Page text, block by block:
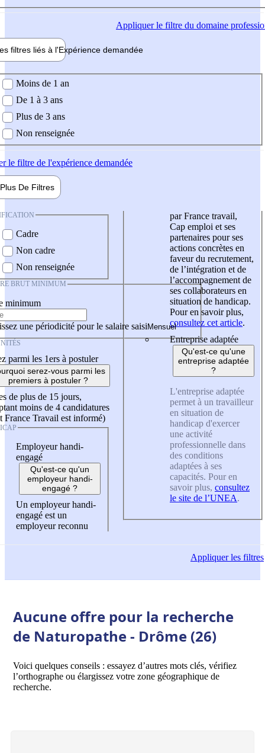
Appliquerle filtre du domaine
filtres liés à l'Expérience demandée
demandée
Moins de 1 an
De 1 à 3 ans
Plus de 3 ans
Non renseignée
le filtre de l'expérience demandée
Plus De Filtres
Cadre
Non cadre
Non renseignée
BRUT MINIMUM
minimum
une périodicité pour le salaire saisi
parmi les 1ers à postuler
serez-vous parmi les
premiers à postuler ?
de plus de 15 jours,
moins de 4 candidatures
France Travail est informé)
Employeur handi-
engagé
Qu'est-ce qu'un
employeur handi-
engagé ?
Un employeur handi-
engagé est un
employeur reconnu
par France travail,
Cap emploi et ses
partenaires pour ses
actions concrètes en
faveur du recrutement,
de l’intégration et de
l’accompagnement de
ses collaborateurs en
situation de handicap.
Pour en savoir plus,
consultez cet article.
Entreprise adaptée
Qu'est-ce qu'une
entreprise adaptée
?
L'entreprise adaptée
permet à un travailleur
en situation de
handicap d'exercer
une activité
professionnelle dans
des conditions
adaptées à ses
capacités. Pour en
savoir plus, consultez
le site de l’UNEA.
Appliquerles filtres
Aucune offre pour la recherche
de Naturopathe - Drôme (26)
Voici quelques conseils : essayez d’autres mots clés, vérifiez
l’orthographe ou élargissez votre zone géographique de
recherche.